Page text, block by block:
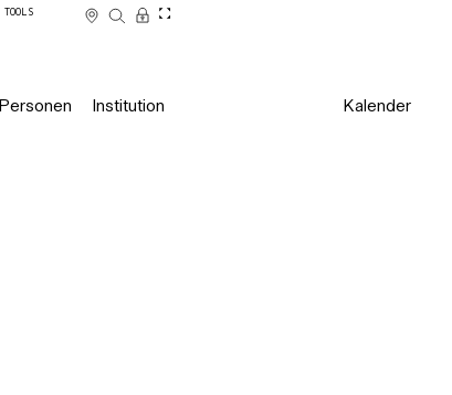
TOOLS
Personen Institution Kalender